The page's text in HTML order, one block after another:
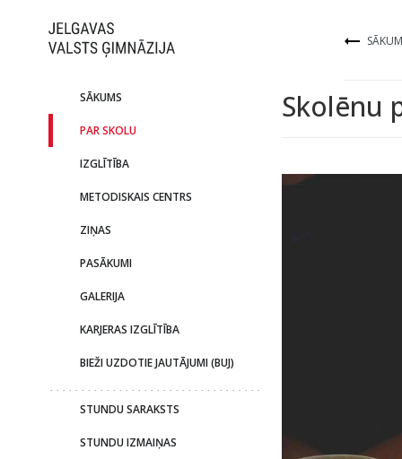
SĀKUMS
PAR SKOLU
IZGLĪTĪBA
METODISKAIS CENTRS
ZIŅAS
PASĀKUMI
GALERIJA
KARJERAS IZGLĪTĪBA
BIEŽI UZDOTIE JAUTĀJUMI (BUJ)
STUNDU SARAKSTS
STUNDU IZMAIŅAS
Skolēnu